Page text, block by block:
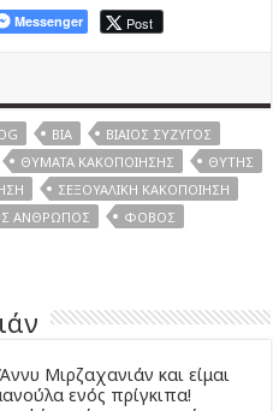
Messenger Post
ΒΊΑ
ΒΊΑΙΟΣ ΣΎΖΥΓΟΣ
ΘΎΜΑΤΑ ΚΑΚΟΠΟΊΗΣΗΣ
ΘΎΤΗΣ
ΣΕΞΟΥΑΛΙΚΉ ΚΑΚΟΠΟΊΗΣΗ
ΆΝΘΡΩΠΟΣ
ΦΌΒΟΣ
Μιρζαχανιάν και είμαι
ενός πρίγκιπα!